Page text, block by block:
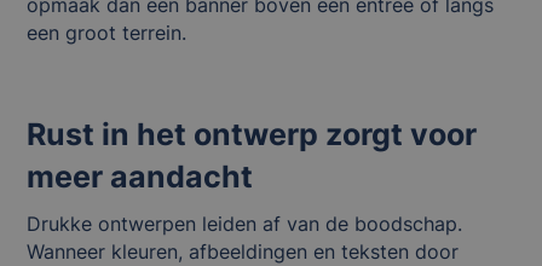
opmaak dan een banner boven een entree of langs
een groot terrein.
Rust in het ontwerp zorgt voor
meer aandacht
Drukke ontwerpen leiden af van de boodschap.
Wanneer kleuren, afbeeldingen en teksten door